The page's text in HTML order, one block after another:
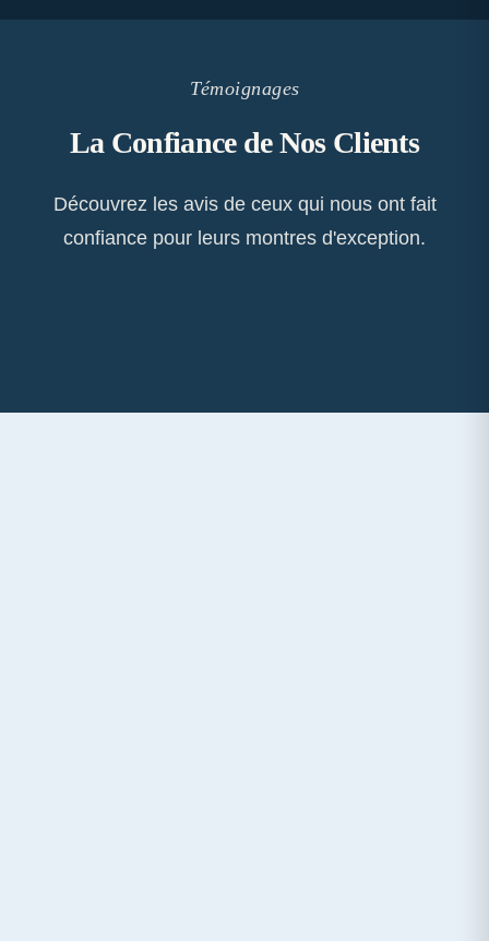
Témoignages
La Confiance de Nos Clients
Découvrez les avis de ceux qui nous ont fait
confiance pour leurs montres d'exception.